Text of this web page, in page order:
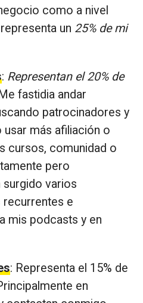
como a nivel
un 25% de mi
: Representan el 20% de
fastidia andar
patrocinadores y
más afiliación o
cursos, comunidad o
pero
surgido varios
recurrentes e
mis podcasts y en
: Representa el 15% de
en